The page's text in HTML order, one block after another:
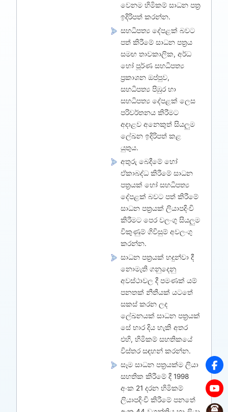
වෙනම හිමිකම් සාධන පත්‍ර
ඉදිරිපත් කරන්න.
සහධිපත්‍ය දේපළක් බවට
පත් කිරීමේ සාධන පත්‍රය
සමඟ තාවකාලික, අර්ධ
හෝ පූර්ණ සහධිපත්‍ය
ප්‍රකාශන ඔප්පුව,
සහධිපත්‍ය පිඹුර හා
සහධිපත්‍ය දේපළක් ලෙස
පරිවර්තනය කිරීමට
අදාළව අනෙකුත් සියලුම
ලේඛන ඉදිරිපත් කළ
යුතුය.
අතුරු බෙදීමේ හෝ
ඒකාබද්ධ කිරීමේ සාධන
පත්‍රයක් හෝ සහධිපත්‍ය
දේපළක් බවට පත් කිරීමේ
සාධන පත්‍රයක් ලියාපදිංචි
කිරීමට පෙර වලංගු සියලුම
විකුණුම් ගිවිසුම් අවලංගු
කරන්න.
සාධන පත්‍රයක් හදුන්වා දී
නොමැති ගනුදෙනු
අවස්ථාවල දී පමණක් යම්
පනතක් නීතීයක් යටතේ
සකස් කරන ලද
ලේඛනයක් සාධන පත්‍රයක්
සේ භාර දිය හැකි අතර
එහි, හිමිකම් සහතිකයේ
විස්තර සඳහන් කරන්න.
සෑම සාධන පත්‍රයක්ම ලියා
සහතික කිරීමේ දී 1998
අංක 21 දරන හිමිකම්
ලියාපදිංචි කිරීමේ පනතේ